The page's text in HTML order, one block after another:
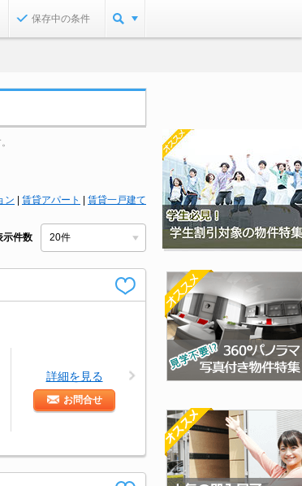
保存中の条件
ン 賃貸アパート 賃貸一戸建て
示件数
詳細を見る
お問合せ